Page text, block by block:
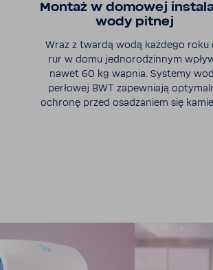
Montaż w domowej
wody pitnej
Wraz z twardą wodą każdego roku
rur w domu jedno­ro­dzinnym
nawet 60 kg wapnia. Systemy
perłowej BWT zapew­niają
ochronę przed osadza­niem się